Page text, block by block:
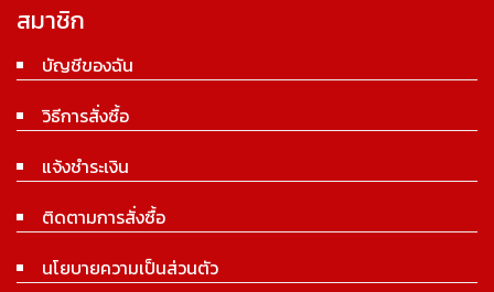
สมาชิก
บัญชีของฉัน
วิธีการสั่งซื้อ
แจ้งชำระเงิน
ติดตามการสั่งซื้อ
นโยบายความเป็นส่วนตัว